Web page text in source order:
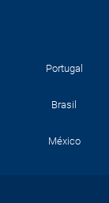
Portugal
Brasil
México